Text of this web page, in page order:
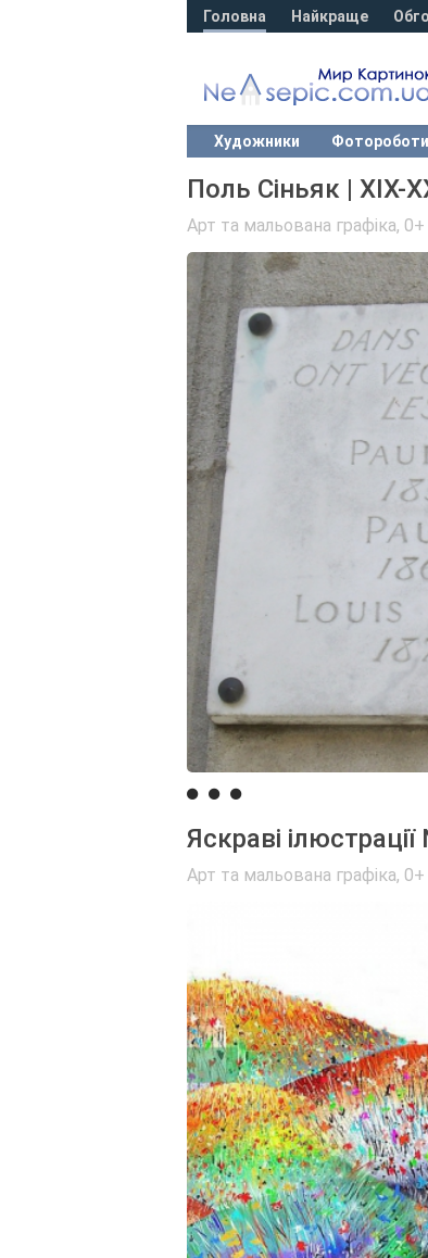
Головна Найкраще
Художники Фотороботи
Поль Сіньяк | XIX-
Арт та мальована графіка, 0+
Яскраві
Арт та мальована графіка, 0+